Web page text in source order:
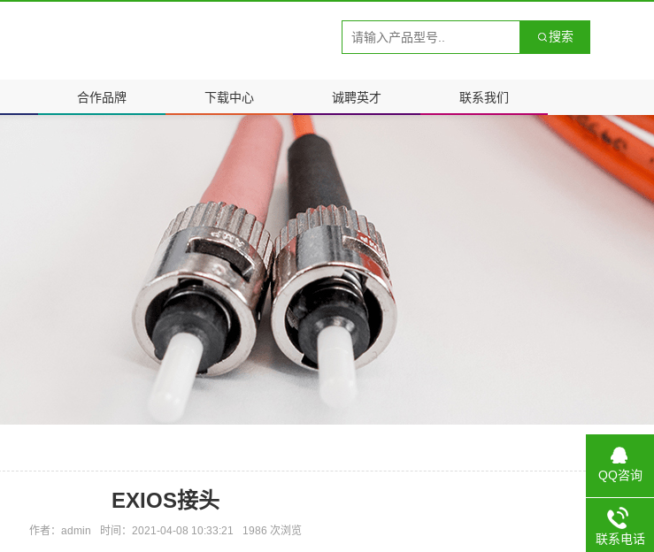
搜索
合作品牌 下载中心 诚聘英才 联系我们
EXIOS接头
作者：admin 时间：2021-04-08 10:33:21 1986 次浏览
QQ咨询
联系电话